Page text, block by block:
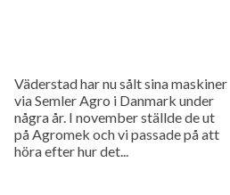
Väderstad har nu sålt sina maskiner
via Semler Agro i Danmark under
några år. I november ställde de ut
på Agromek och vi passade på att
höra efter hur det...